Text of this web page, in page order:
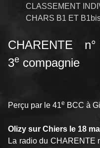
CLASSEMENT
CHARS B1 ET
CHARENTE
3e compagnie
Perçu par le 41e BCC à
Olizy sur Chiers le 18
La radio du CHARENTE